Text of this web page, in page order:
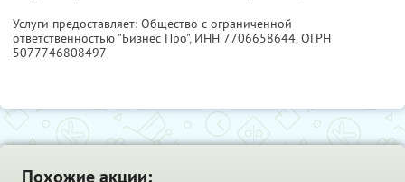
Услуги предоставляет: Общество с ограниченной
ответственностью "Бизнес Про", ИНН 7706658644, ОГРН
5077746808497
Похожие акции: